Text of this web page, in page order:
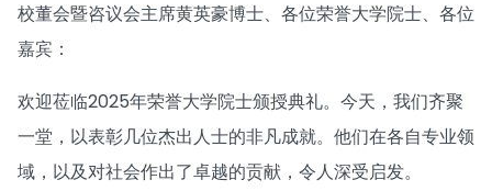
校董会暨咨议会主席黄英豪博士、各位荣誉大学院士、各位
嘉宾：
欢迎莅临2025年荣誉大学院士颁授典礼。今天，我们齐聚
一堂，以表彰几位杰出人士的非凡成就。他们在各自专业领
域，以及对社会作出了卓越的贡献，令人深受启发。